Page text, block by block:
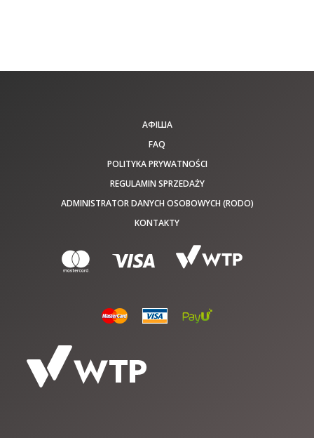
АФІША
FAQ
POLITYKA PRYWATNOŚCI
REGULAMIN SPRZEDAŻY
ADMINISTRATOR DANYCH OSOBOWYCH (RODO)
KONTAKTY